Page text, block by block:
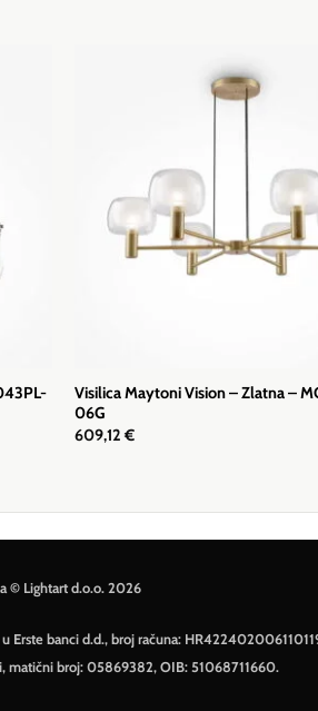
Visilica Maytoni Vision – Zlatna –
06G
609,12€
© Lightart d.o.o. 2026
Erste banci d.d., broj računa:
matični broj: 05869382, OIB: 51068711660.